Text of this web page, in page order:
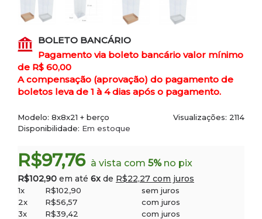
BOLETO BANCÁRIO
Pagamento via boleto bancário valor mínimo
de R$ 60,00
A compensação (aprovação) do pagamento de
boletos leva de 1 à 4 dias após o pagamento.
Visualizações: 2114
Modelo: 8x8x21 + berço
Disponibilidade: Em estoque
R$97,76 à vista com 5%no pix
R$102,90 em até 6x de R$22,27 com juros
1x R$102,90
sem juros
2x
R$56,57
com juros
3x
R$39,42
com juros